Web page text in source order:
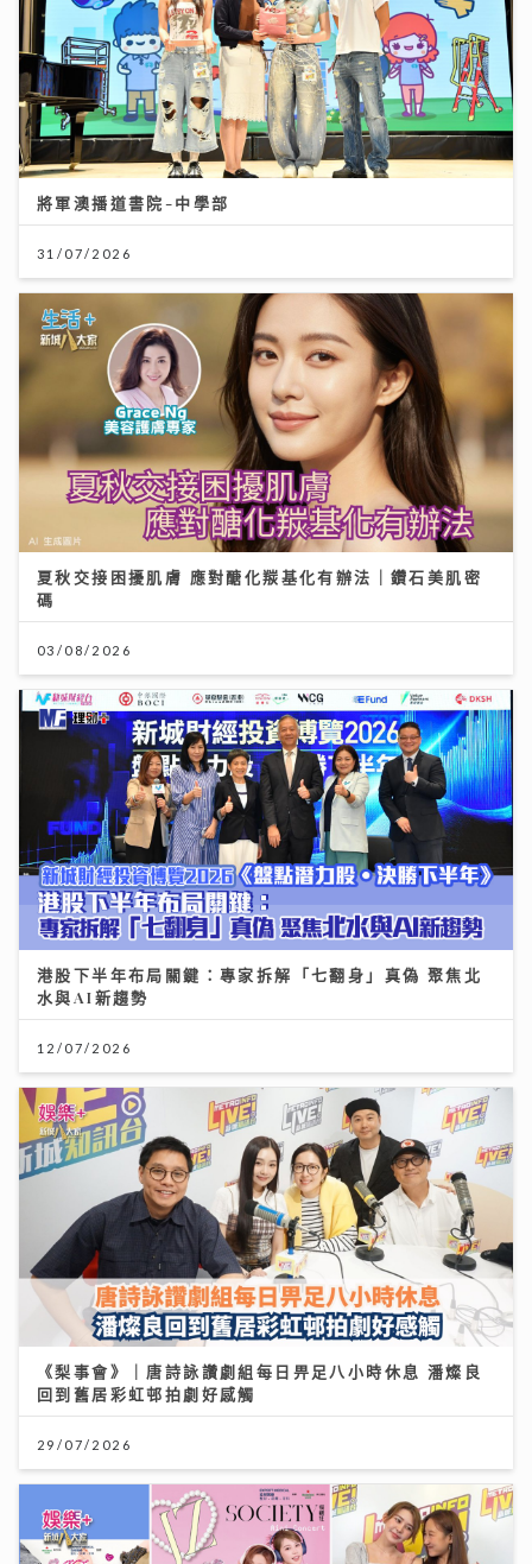
將軍澳播道書院-中學部
31/07/2026
夏秋交接困擾肌膚 應對醣化羰基化有辦法｜鑽石美肌密
碼
03/08/2026
港股下半年布局關鍵：專家拆解「七翻身」真偽 聚焦北
水與AI新趨勢
12/07/2026
《梨事會》｜唐詩詠讚劇組每日畀足八小時休息 潘燦良
回到舊居彩虹邨拍劇好感觸
29/07/2026